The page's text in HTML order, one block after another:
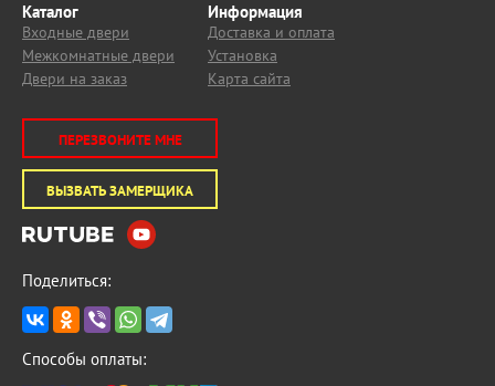
Каталог
Входные двери
Межкомнатные двери
Двери на заказ
Информация
Доставка и оплата
Установка
Карта сайта
ПЕРЕЗВОНИТЕ МНЕ
ВЫЗВАТЬ ЗАМЕРЩИКА
Поделиться:
Способы оплаты: